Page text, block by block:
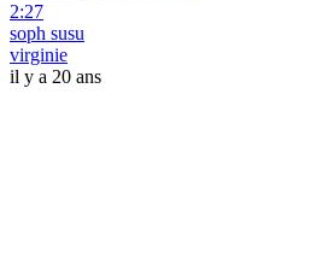
2:27
soph susu
virginie
il y a 20 ans